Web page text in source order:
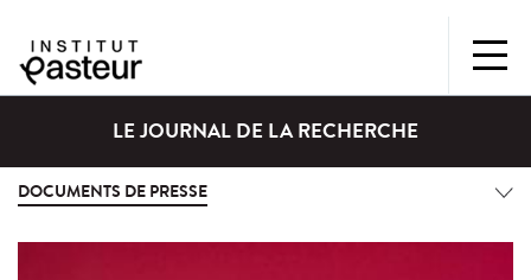
LE JOURNAL DE LA RECHERCHE
DOCUMENTS DE PRESSE